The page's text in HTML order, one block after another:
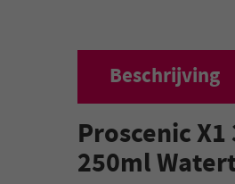
Beschrijving
Proscenic
250ml